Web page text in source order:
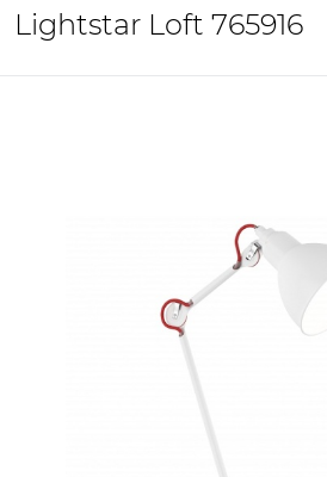
Lightstar Loft 765916